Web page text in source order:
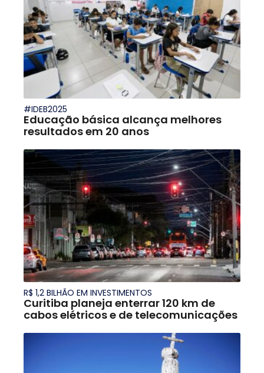
#IDEB2025
Educação básica alcança melhores
resultados em 20 anos
R$ 1,2 BILHÃO EM INVESTIMENTOS
Curitiba planeja enterrar 120 km de
cabos elétricos e de telecomunicações